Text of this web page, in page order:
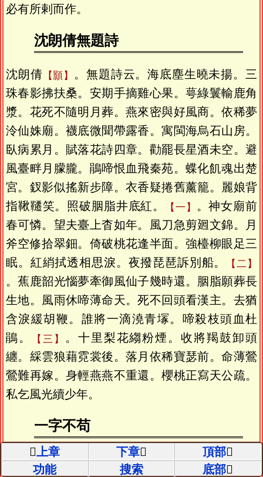
必有所剌而作。
沈朗倩無題詩
沈朗倩 顥
。無題詩云。海底塵生曉未揚。三
珠春影拂扶桑。安期手摘雞心果。萼綠鬟輸鹿角
漿。花死不隨明月葬。燕來密與好風商。依稀夢
泠仙姝廟。襪底微聞帶露香。寓閩海烏石山房。
臥病累月。賦落花詩四章。勸罷長星酒未空。避
風臺畔月朦朧。鵑啼恨血飛秦苑。蝶化飢魂出楚
宮。釵影似搖新步障。衣香疑捲舊薰籠。麗娘背
指鞦韆笑。照破胭脂井底紅。
一
。神女廟前
春可憐。望夫臺上杳如年。風刀急剪𢌞文錦。月
斧空修拾翠鈿。倚破桃花逢半面。強檯柳眼足三
眠。紅綃拭透相思淚。夜撥琵琶訴別船。
二
。蕉鹿韶光惱夢牽御風仙子幾時還。胭脂願葬長
生地。風雨休啼薄命天。死不回頭看漢主。去猶
含淚緩胡鞭。誰將一滴澆青塜。啼殺枝頭血杜
鵑。
三
。十里梨花縐粉煙。收將羯鼓卸頭
纏。綵雲狼藉霓裳後。落月依稀寶瑟前。命薄鶯
鶯難再嫁。身輕燕燕不重還。櫻桃正寫天公疏。
私乞風光續少年。
一字不苟
高達夫 適
。官兩浙觀察使。過杭之清風嶺即
上章 下章
頂部
功能
搜索 底部